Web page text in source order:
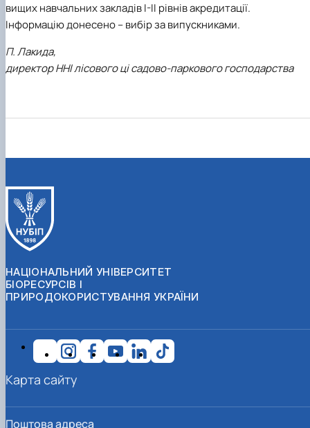
вищих навчальних закладів І-ІІ рівнів акредитації.
Інформацію донесено – вибір за випускниками.
П. Лакида,
директор ННІ лісового ці садово-паркового господарства
НАЦІОНАЛЬНИЙ УНІВЕРСИТЕТ
БІОРЕСУРСІВ І
ПРИРОДОКОРИСТУВАННЯ УКРАЇНИ
Поштова адреса
Карта сайту